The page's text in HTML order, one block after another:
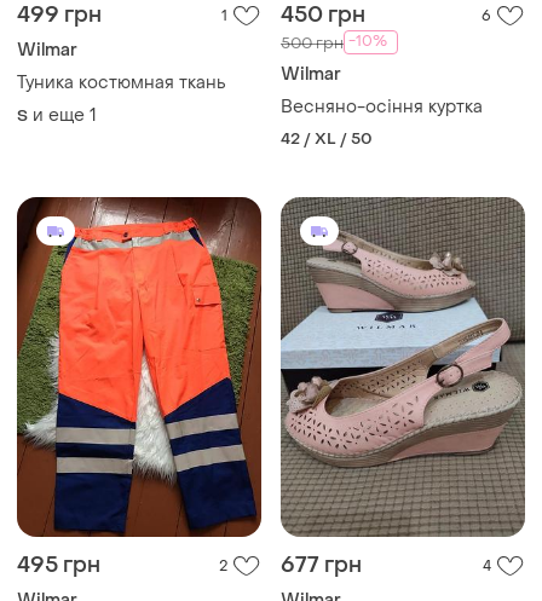
499 грн 1
Wilmar
Туника костюмная ткань
S и еще 1
450 грн 6
500 грн -10%
Wilmar
Весняно-осіння куртка
42 / XL / 50
495 грн 2 677 грн 4